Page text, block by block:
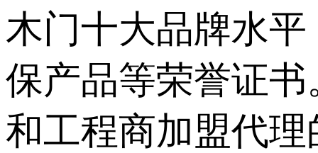
木门十大品牌水
保产品等荣誉证
和工程商加盟代